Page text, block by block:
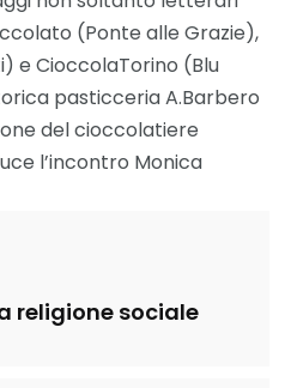
(Ponte alle Grazie),
e CioccolaTorino (Blu
pasticceria A.Barbero
del cioccolatiere
l’incontro Monica
religione sociale